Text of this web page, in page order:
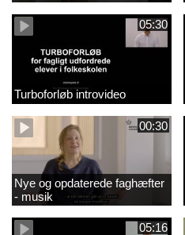
05:30
Turboforløb introvideo
00:30
Nye og opdaterede faghæfter
- musik
05:16